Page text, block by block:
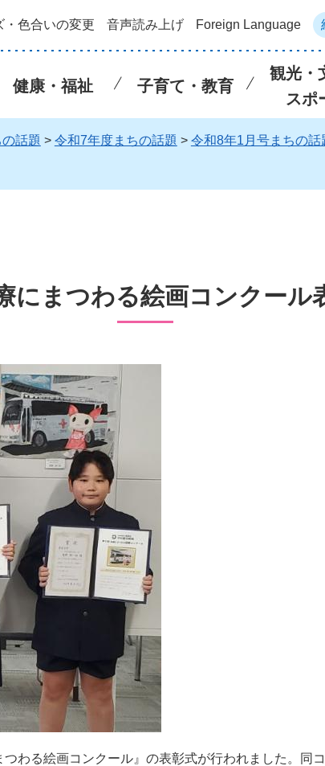
・色合いの変更 音声読み上げ Foreign Language
健康・福祉 子育て・教育
観光・
スポ
の話題 > 令和7年度まちの話題 > 令和8年1月号まちの話
にまつわる絵画コンクール
わる絵画コンクール』の表彰式が行われました。同